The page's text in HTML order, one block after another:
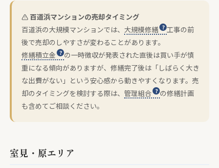
百道浜マンションの売却タイミング
百道浜の大規模マンションでは、 大規模修繕
工事の前
後で売却のしやすさが変わることがあります。
修繕積立金
の一時徴収が発表された直後は買い手が慎
重になる傾向がありますが、修繕完了後は「しばらく大き
な出費がない」という安心感から動きやすくなります。売
却のタイミングを検討する際は、 管理組合
の修繕計画
も含めてご相談ください。
室見・原エリア